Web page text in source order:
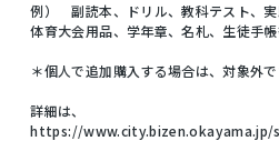
例） 副読本、ドリル、教科テスト、実
体育大会用品、学年章、名札、生徒手
＊個人で追加購入する場合は、対象外で
詳細は、
https://